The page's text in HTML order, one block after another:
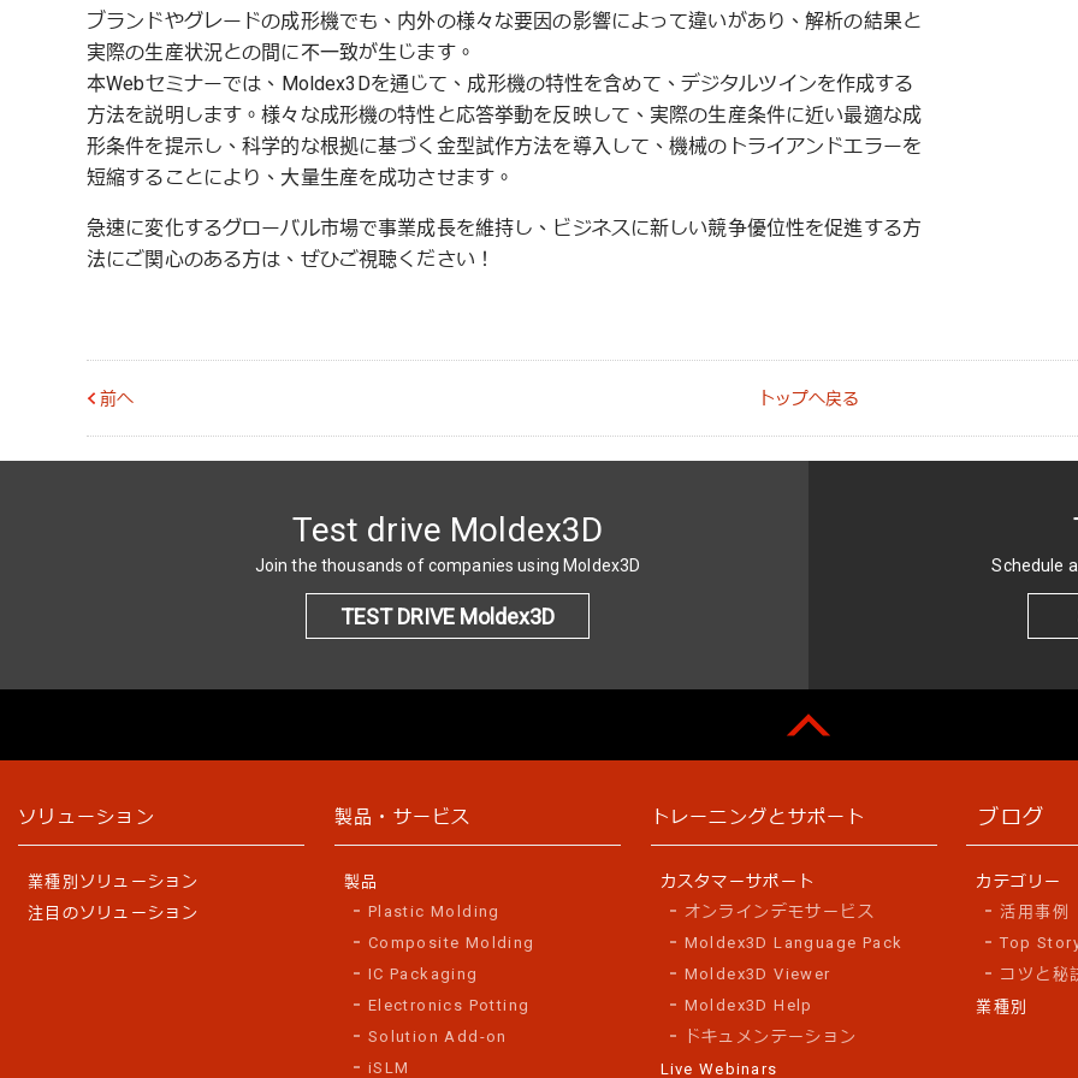
ブランドやグレードの成形機でも、内外の様々な要因の影響によって違いがあり、解析の結果と
実際の生産状況との間に不一致が生じます。
本Webセミナーでは、Moldex3Dを通じて、成形機の特性を含めて、デジタルツインを作成する
方法を説明します。様々な成形機の特性と応答挙動を反映して、実際の生産条件に近い最適な成
形条件を提示し、科学的な根拠に基づく金型試作方法を導入して、機械のトライアンドエラーを
短縮することにより、大量生産を成功させます。
急速に変化するグローバル市場で事業成長を維持し、ビジネスに新しい競争優位性を促進する方
法にご関心のある方は、ぜひご視聴ください！
前へ トップへ戻る
Test drive Moldex3D
Join the thousands of companies using Moldex3D
TEST DRIVE Moldex3D
Schedule
ソリューション
業種別ソリューション
注目のソリューション
製品・サービス
製品
Plastic Molding
Composite Molding
IC Packaging
Electronics Potting
Solution Add-on
iSLM
トレーニングとサポート
カスタマーサポート
オンラインデモサービス
Moldex3D Language Pack
Moldex3D Viewer
Moldex3D Help
ドキュメンテーション
Live Webinars
ブログ
カテゴリー
活用事例
Top
コツと秘
業種別